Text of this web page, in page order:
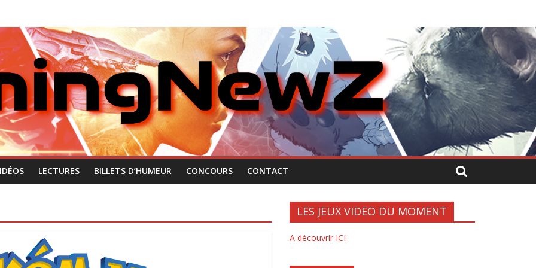
LECTURES BILLETS D’HUMEUR CONCOURS CONTACT
LES JEUX VIDEO DU MOMENT
A découvrir ICI